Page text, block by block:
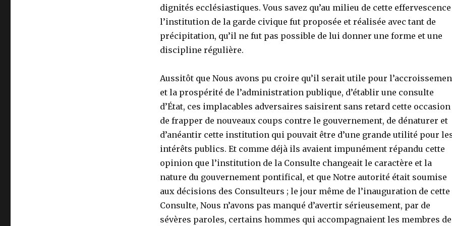
dignités ecclésiastiques. Vous savez qu’au milieu de cette effervescence
l’institution de la garde civique fut proposée et réalisée avec tant de
précipitation, qu’il ne fut pas possible de lui donner une forme et une
discipline régulière.
Aussitôt que Nous avons pu croire qu’il serait utile pour
et la prospérité de l’administration publique, d’établir une consulte
d’État, ces implacables adversaires saisirent sans retard cette occasion
de frapper de nouveaux coups contre le gouvernement, de dénaturer et
d’anéantir cette institution qui pouvait être d’une grande utilité pour
intérêts publics. Et comme déjà ils avaient impunément répandu cette
opinion que l’institution de la Consulte changeait le caractère et la
nature du gouvernement pontifical, et que Notre autorité était soumise
aux décisions des Consulteurs ; le jour même de l’inauguration de cette
Consulte, Nous n’avons pas manqué d’avertir sérieusement, par de
sévères paroles, certains hommes qui accompagnaient les membres de